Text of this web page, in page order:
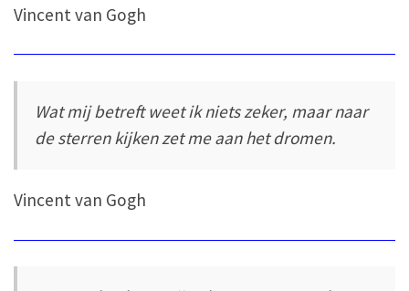
Vincent van Gogh
Wat mij betreft weet ik niets zeker, maar naar
de sterren kijken zet me aan het dromen.
Vincent van Gogh